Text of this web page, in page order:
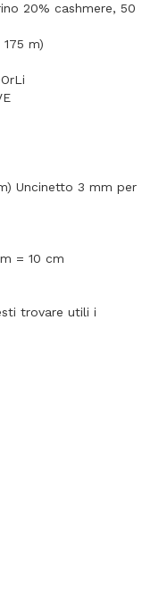
20% cashmere, 50
m)
Uncinetto 3 mm per
= 10 cm
trovare utili i